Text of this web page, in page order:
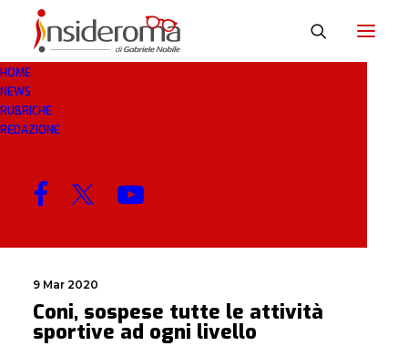
HOME
NEWS
RUBRICHE
REDAZIONE
COMUINICATO
MENU
9 Mar 2020
Coni, sospese tutte le attività
sportive ad ogni livello